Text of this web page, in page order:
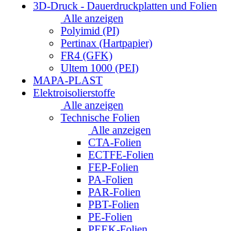
3D-Druck - Dauerdruckplatten und Folien
Alle anzeigen
Polyimid (PI)
Pertinax (Hartpapier)
FR4 (GFK)
Ultem 1000 (PEI)
MAPA-PLAST
Elektroisolierstoffe
Alle anzeigen
Technische Folien
Alle anzeigen
CTA-Folien
ECTFE-Folien
FEP-Folien
PA-Folien
PAR-Folien
PBT-Folien
PE-Folien